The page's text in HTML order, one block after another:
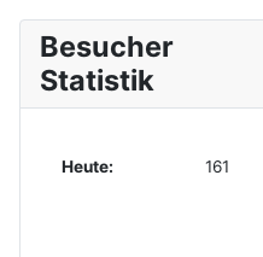
Besucher
Statistik
Heute: 161